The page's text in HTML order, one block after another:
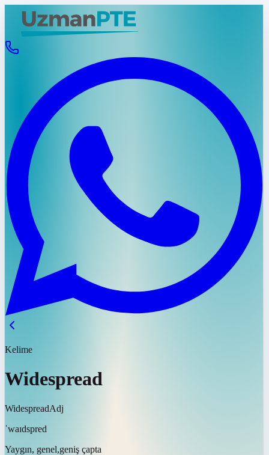
Kelime
Widespread
WidespreadAdj
ˈwaɪdspred
Yaygın, genel,geniş çapta